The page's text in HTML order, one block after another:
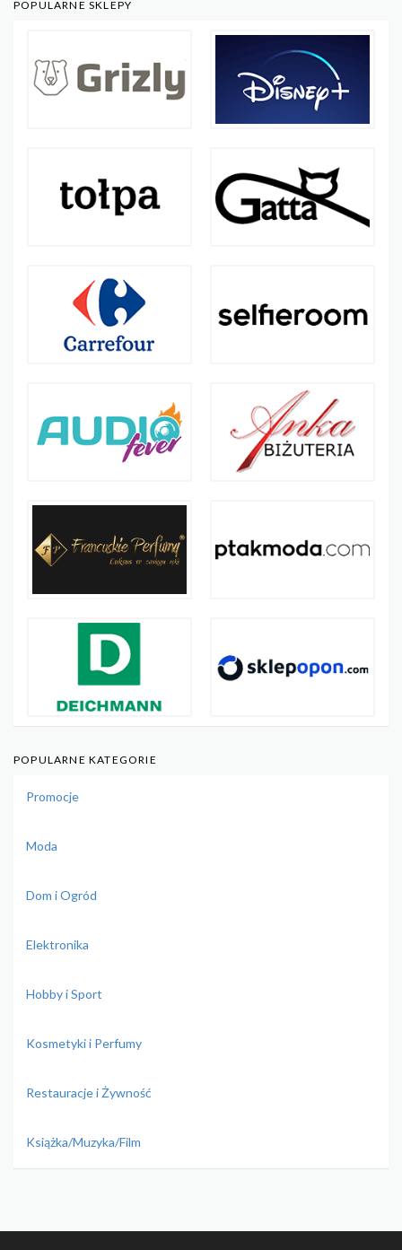
POPULARNE SKLEPY
POPULARNE KATEGORIE
Promocje
Moda
Dom i Ogród
Elektronika
Hobby i Sport
Kosmetyki i Perfumy
Restauracje i Żywność
Książka/Muzyka/Film